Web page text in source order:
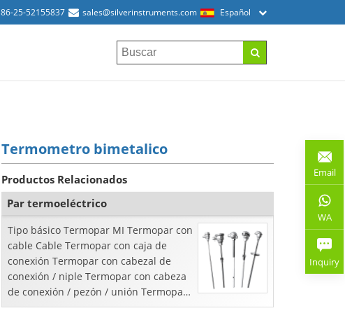
86-25-52155837 sales@silverinstruments.com Español
Termometro bimetalico
Productos Relacionados
Par termoeléctrico
Tipo básico Termopar MI Termopar con
cable Cable Termopar con caja de
conexión Termopar con cabezal de
conexión / niple Termopar con cabeza
de conexión / pezón / unión Termopar
con termopar / ...
Email
WA
Inquiry